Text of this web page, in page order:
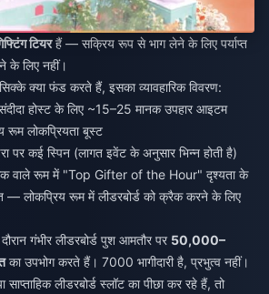
टियरहैं — सक्रिय रूप से भाग लेने के लिए पर्याप्त
के लिए नहीं।
क्या फंड करते हैं, इसका व्यावहारिक विवरण:
होस्ट के लिए ~15–25 मानक उपहार आइटम
रूम लोकप्रियता बूस्ट
पर कई स्पिन (लागत इवेंट के अनुसार भिन्न होती है)
वाले रूम में "Top Gifter of the Hour" दृश्यता के
— लोकप्रिय रूम में लीडरबोर्ड को क्रैक करने के लिए
गंभीर लीडरबोर्ड पुश आमतौर पर 50,000–
का उपभोग करते हैं। 7000 भागीदारी है, प्रभुत्व नहीं।
लीडरबोर्ड स्लॉट का पीछा कर रहे हैं, तो